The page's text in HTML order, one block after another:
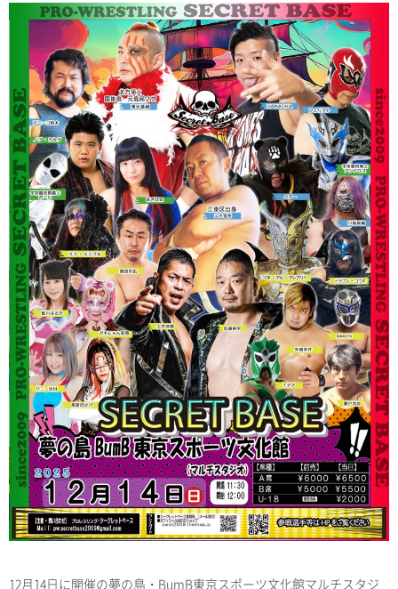
12月14日に開催の夢の島・BumB東京スポーツ文化館マルチスタジ